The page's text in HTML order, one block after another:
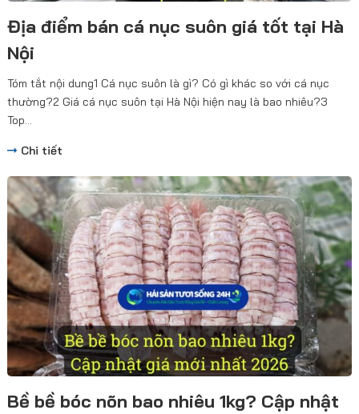
Địa điểm bán cá nục suôn giá tốt tại Hà
Nội
Tóm tắt nội dung1 Cá nục suôn là gì? Có gì khác so với cá nục
thường?2 Giá cá nục suôn tại Hà Nội hiện nay là bao nhiêu?3
Top...
Chi tiết
Bề bề bóc nõn bao nhiêu 1kg? Cập nhật